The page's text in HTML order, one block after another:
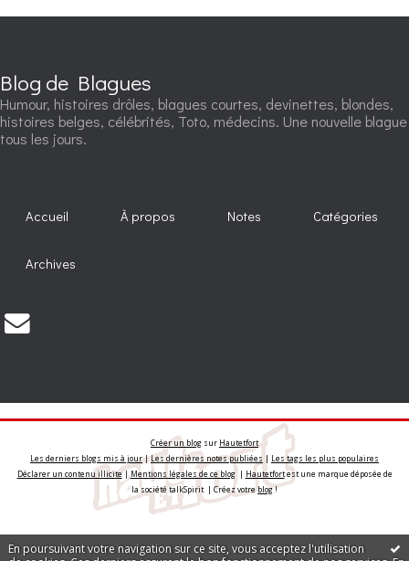
En poursuivant votre navigation sur ce site, vous acceptez l'utilisation
Blog de Blagues
Humour, histoires drôles, blagues courtes, devinettes, blondes,
histoires belges, célébrités, Toto, médecins. Une nouvelle blague
tous les jours.
Accueil À propos Notes Catégories
Archives
Créer un blog sur Hautetfort
Les derniers blogs mis à jour|Les dernières notes publiées | Les tags les plus populaires
Déclarer un contenu illicite|Mentions légales de ce blog| Hautetfortest une marque déposée de
la société talkSpirit | Créez votreblog!